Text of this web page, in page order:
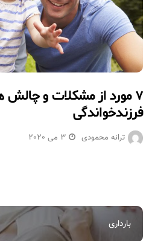
۷ مورد از مشکلات و
فرزندخواندگی
ترانه محمودی 3 می 2020
بارداری